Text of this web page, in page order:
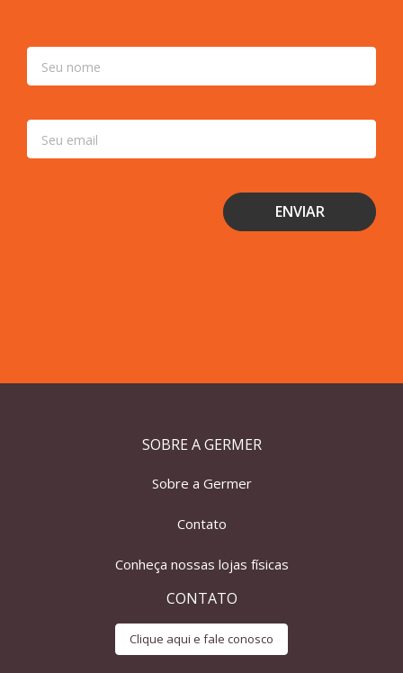
SOBRE A GERMER
Sobre a Germer
Contato
Conheça nossas lojas físicas
CONTATO
Clique aqui e fale conosco